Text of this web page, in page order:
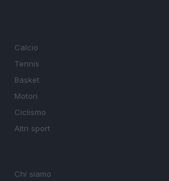
Calcio
Tennis
Basket
Motori
Ciclismo
Altri sport
Chi siamo